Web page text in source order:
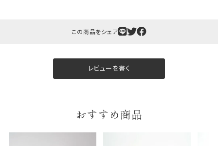
ギフト包装について
当店でギフト対応の商品をご購入いただきますと、熨
包装紙について
この商品をシェア
レビューを書く
おすすめ商品